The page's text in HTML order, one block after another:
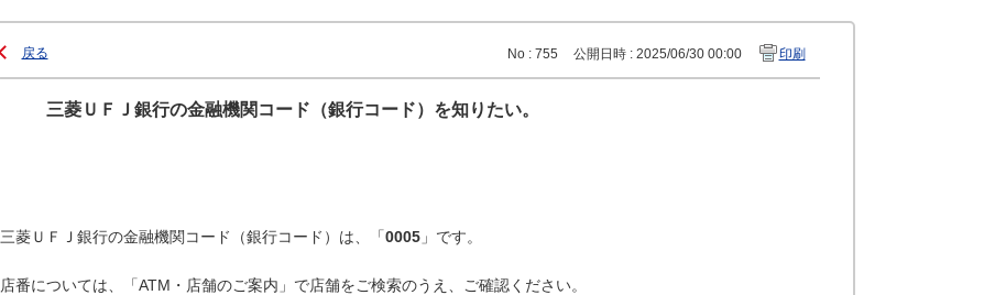
戻る No : 755 公開日時 : 2025/06/30 00:00 印刷
三菱ＵＦＪ銀行の金融機関コード（銀行コード）を知りたい。
三菱ＵＦＪ銀行の金融機関コード（銀行コード）は、「0005」です。
店番については、「ATM・店舗のご案内」で店舗をご検索のうえ、ご確認ください。